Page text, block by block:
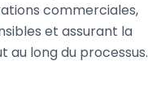
commerciales,
et assurant la
long du processus.